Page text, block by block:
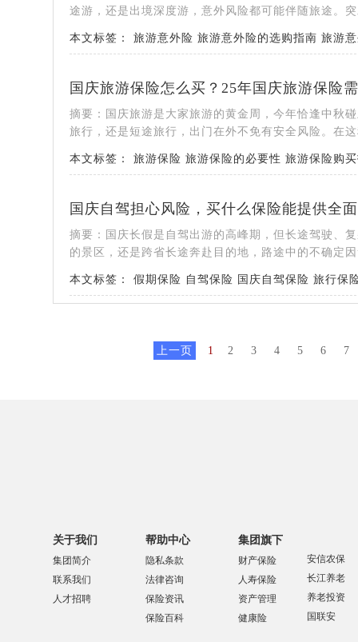
途游，还是出境深度游，意外风险都可能伴随旅途。
本文标签： 旅游意外险 旅游意外险的选购指南 旅游
国庆旅游保险怎么买？25年国庆旅游保险
摘要：国庆旅游是大家旅游的黄金周，今年恰逢中秋
旅行，还是短途旅行，出门在外不免有安全风险。在
本文标签： 旅游保险 旅游保险的必要性 旅游保险购
国庆自驾担心风险，买什么保险能提供全
摘要：国庆长假是自驾出游的高峰期，但长途驾驶、
的景区，还是跨省长途奔赴目的地，路途中的不确定
本文标签： 假期保险 自驾保险 国庆自驾保险 旅行保
上一页 1 2 3 4 5 6 7
关于我们
集团简介
联系我们
人才招聘
帮助中心
隐私条款
法律咨询
保险资讯
保险百科
集团旗下
财产保险
人寿保险
资产管理
健康险
安信农保
长江养老
养老投资
国联安